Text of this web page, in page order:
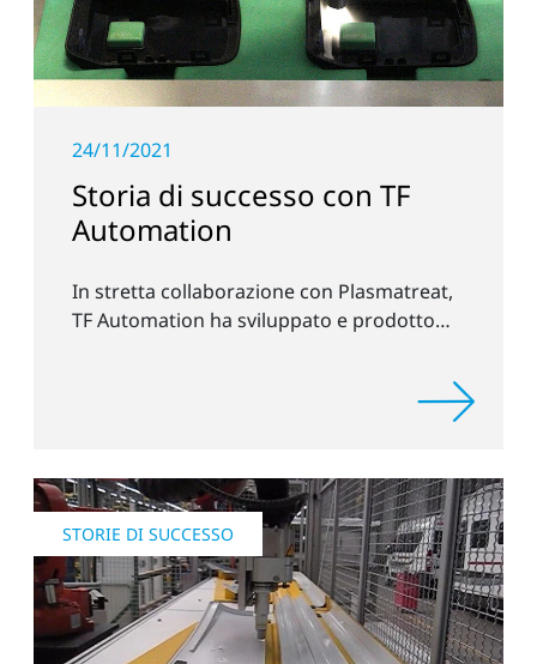
24/11/2021
Storia di successo con TF
Automation
In stretta collaborazione con Plasmatreat,
TF Automation ha sviluppato e prodotto
STORIE DI SUCCESSO